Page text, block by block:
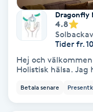
Hälsa
Idrottsmassage
Dragonfly
4.8
Tider fr.
Hej och
Holistisk hälsa.
Betala senare